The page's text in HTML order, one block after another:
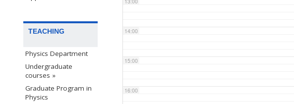
TEACHING
Physics Department
Undergraduate
courses »
Graduate Program in
Physics
14:00
15:00
16:00